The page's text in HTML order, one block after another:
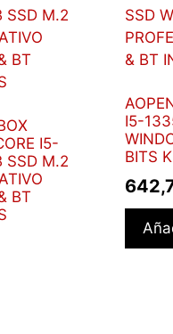
cm
(16")
32
GB
I5-
SSD M.2
BT
I5-
BITS